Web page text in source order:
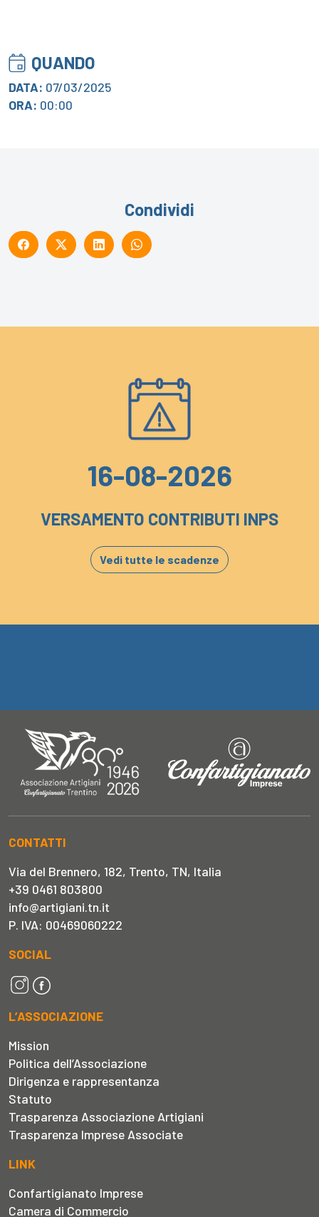
QUANDO
DATA: 07/03/2025
ORA: 00:00
Condividi
16-08-2026
VERSAMENTO CONTRIBUTI INPS
Vedi tutte le scadenze
CONTATTI
Via del Brennero, 182, Trento, TN, Italia
+39 0461 803800
info@artigiani.tn.it
P. IVA: 00469060222
SOCIAL
L’ASSOCIAZIONE
Mission
Politica dell’Associazione
Dirigenza e rappresentanza
Statuto
Trasparenza Associazione Artigiani
Trasparenza Imprese Associate
LINK
Confartigianato Imprese
Camera di Commercio